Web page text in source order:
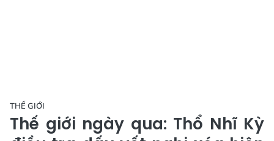
THẾ GIỚI
Thế giới ngày qua: Thổ Nhĩ Kỳ